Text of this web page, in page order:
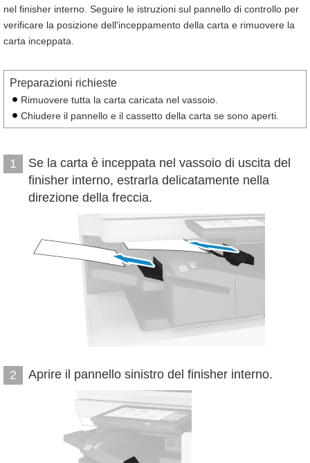
nel finisher interno. Seguire le istruzioni sul pannello di controllo per
verificare la posizione dell'inceppamento della carta e rimuovere la
carta inceppata.
Preparazioni richieste
Rimuovere tutta la carta caricata nel vassoio.
Chiudere il pannello e il cassetto della carta se sono aperti.
1
Se la carta è inceppata nel vassoio di uscita del
finisher interno, estrarla delicatamente nella
direzione della freccia.
2 Aprire il pannello sinistro del finisher interno.